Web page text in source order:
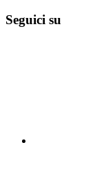
Seguici su